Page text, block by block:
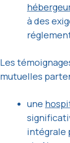
à des
Les
mutuelles
une
intégrale